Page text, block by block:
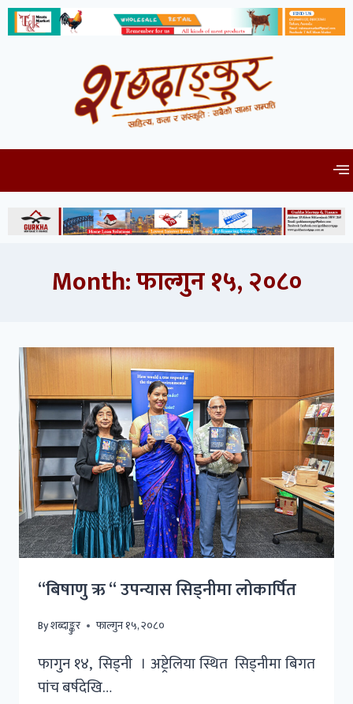
Month: फाल्गुन १५, २०८०
“बिषाणु ऋ “ उपन्यास सिड्नीमा लोकार्पित
Byशब्दाङ्कुर फाल्गुन १५, २०८०
फागुन १४, सिड्नी । अष्ट्रेलिया स्थित सिड्नीमा बिगत
पांच बर्षदेखि…